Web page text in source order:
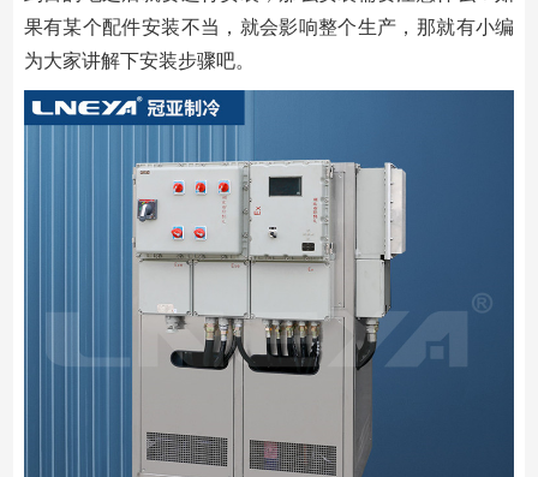
果有某个配件安装不当，就会影响整个生产，那就有小编
为大家讲解下安装步骤吧。